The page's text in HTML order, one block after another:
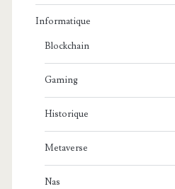
Informatique
Blockchain
Gaming
Historique
Metaverse
Nas